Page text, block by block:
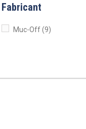
Fabricant
Muc-Off(9)